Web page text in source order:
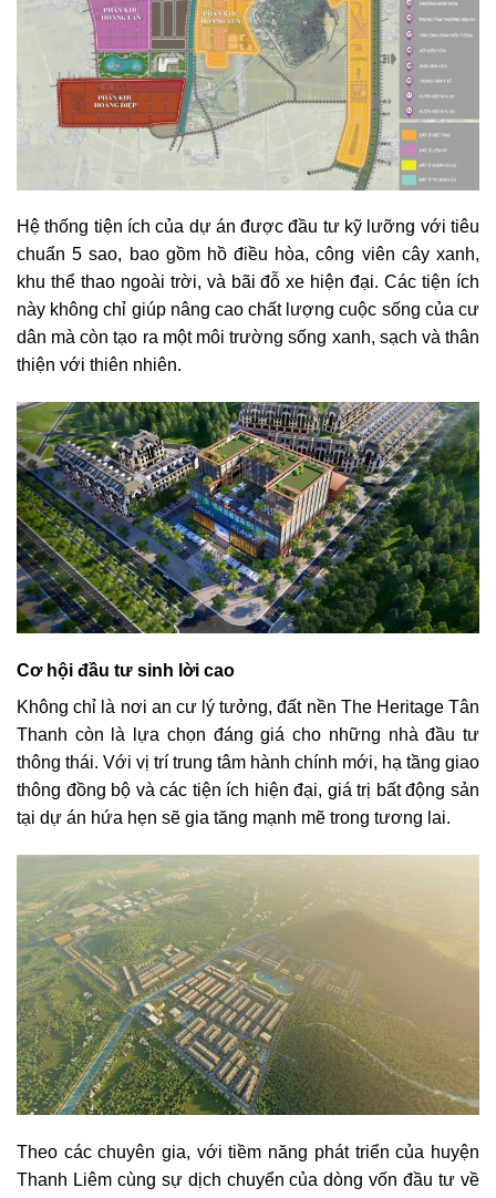
Hệ thống tiện ích của dự án được đầu tư kỹ lưỡng với tiêu
chuẩn 5 sao, bao gồm hồ điều hòa, công viên cây xanh,
khu thể thao ngoài trời, và bãi đỗ xe hiện đại. Các tiện ích
này không chỉ giúp nâng cao chất lượng cuộc sống của cư
dân mà còn tạo ra một môi trường sống xanh, sạch và thân
thiện với thiên nhiên.
Cơ hội đầu tư sinh lời cao
Không chỉ là nơi an cư lý tưởng, đất nền The Heritage Tân
Thanh còn là lựa chọn đáng giá cho những nhà đầu tư
thông thái. Với vị trí trung tâm hành chính mới, hạ tầng giao
thông đồng bộ và các tiện ích hiện đại, giá trị bất động sản
tại dự án hứa hẹn sẽ gia tăng mạnh mẽ trong tương lai.
Theo các chuyên gia, với tiềm năng phát triển của huyện
Thanh Liêm cùng sự dịch chuyển của dòng vốn đầu tư về